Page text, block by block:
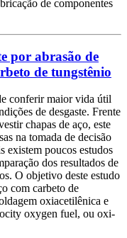
de componentes
por abrasão de
de tungstênio
conferir maior vida útil
de desgaste. Frente
chapas de aço, este
na tomada de decisão
existem poucos estudos
dos resultados de
O objetivo deste estudo
com carbeto de
oxiacetilênica e
oxygen fuel, ou oxi-